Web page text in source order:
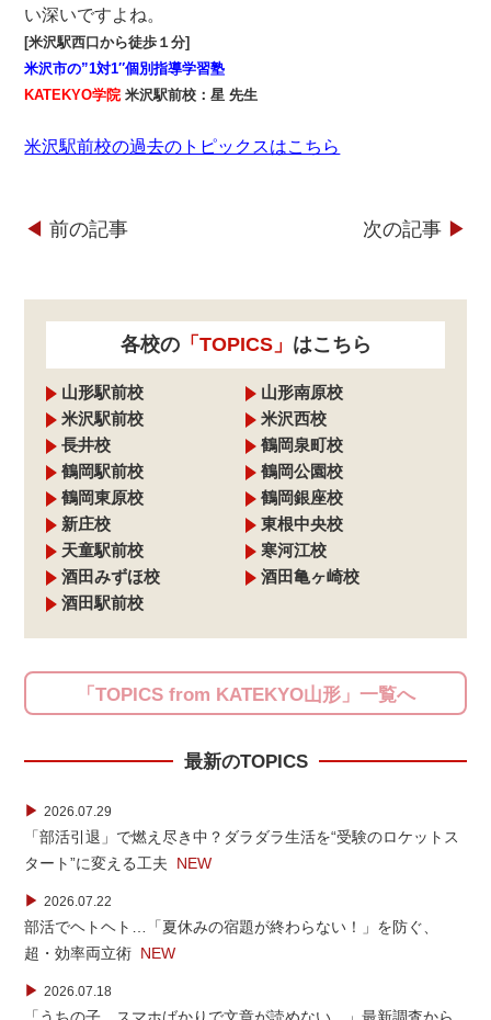
い深いですよね。
[米沢駅西口から徒歩１分]
米沢市の”1対1″個別指導学習塾
KATEKYO学院 米沢駅前校：星 先生
米沢駅前校の過去のトピックスはこちら
◀︎ 前の記事 次の記事 ▶︎
各校の「TOPICS」 はこちら
山形駅前校
山形南原校
米沢駅前校
米沢西校
長井校
鶴岡泉町校
鶴岡駅前校
鶴岡公園校
鶴岡東原校
鶴岡銀座校
新庄校
東根中央校
天童駅前校
寒河江校
酒田みずほ校
酒田亀ヶ崎校
酒田駅前校
「TOPICS from KATEKYO山形」一覧へ
最新のTOPICS
▶ 2026.07.29
「部活引退」で燃え尽き中？ダラダラ生活を“受験のロケットス
タート”に変える工夫 NEW
▶ 2026.07.22
部活でヘトヘト…「夏休みの宿題が終わらない！」を防ぐ、
超・効率両立術 NEW
▶ 2026.07.18
「うちの子、スマホばかりで文章が読めない…」最新調査から